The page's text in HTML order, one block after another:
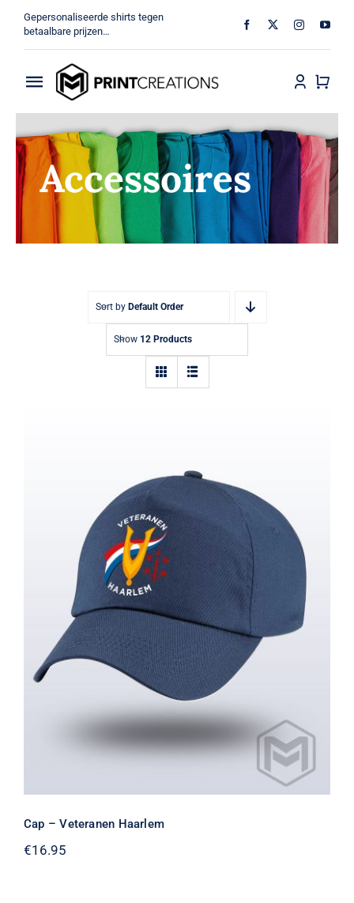
naar
inhoud
Gepersonaliseerde shirts tegen
betaalbare prijzen…
Toggle
Navigation
Home
Militair
Veteraan
MV Print Creations
Accessoires
Sort by Default Order
Show 12 Products
Cap – Veteranen Haarlem
Cap – Veteranen Haarlem
€16.95